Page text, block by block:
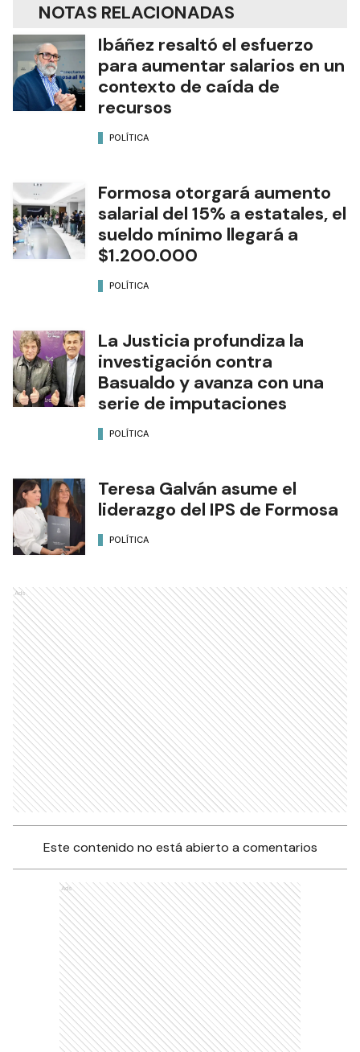
NOTAS RELACIONADAS
Ibáñez resaltó el esfuerzo
para aumentar salarios en un
contexto de caída de
recursos
POLÍTICA
Formosa otorgará aumento
salarial del 15% a estatales, el
sueldo mínimo llegará a
$1.200.000
POLÍTICA
La Justicia profundiza la
investigación contra
Basualdo y avanza con una
serie de imputaciones
POLÍTICA
Teresa Galván asume el
liderazgo del IPS de Formosa
POLÍTICA
Ads
Este contenido no está abierto a comentarios
Ads